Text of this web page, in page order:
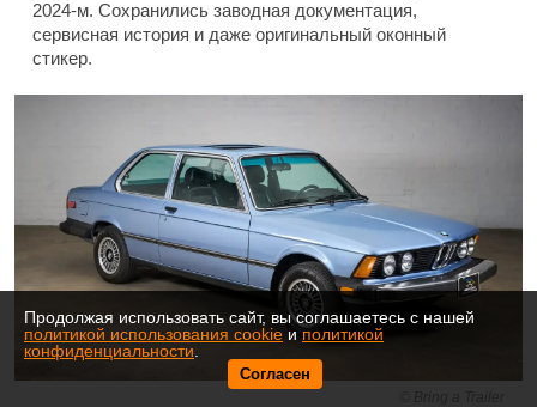
2024-м. Сохранились заводная документация,
сервисная история и даже оригинальный оконный
стикер.
Продолжая использовать сайт, вы соглашаетесь с нашей
политикой использования cookie и политикой
конфиденциальности
Согласен